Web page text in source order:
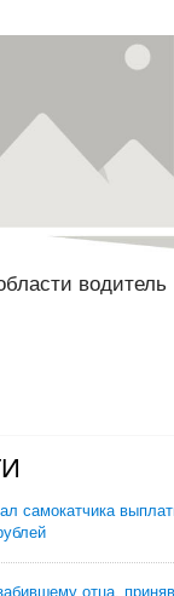
водитель
самокатчика
отца,